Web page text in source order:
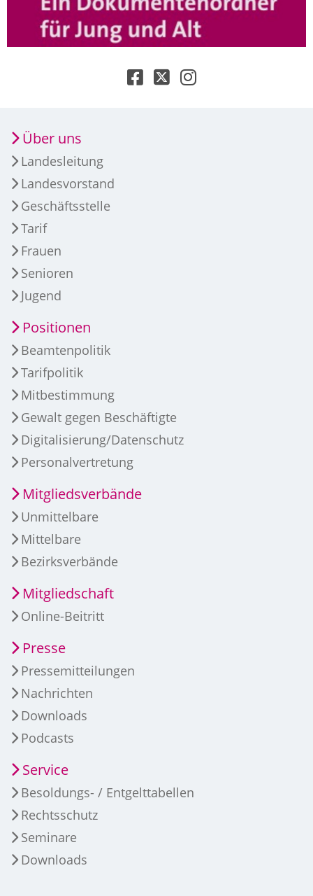
Über uns
Landesleitung
Landesvorstand
Geschäftsstelle
Tarif
Frauen
Senioren
Jugend
Positionen
Beamtenpolitik
Tarifpolitik
Mitbestimmung
Gewalt gegen Beschäftigte
Digitalisierung/Datenschutz
Personalvertretung
Mitgliedsverbände
Unmittelbare
Mittelbare
Bezirksverbände
Mitgliedschaft
Online-Beitritt
Presse
Pressemitteilungen
Nachrichten
Downloads
Podcasts
Service
Besoldungs- / Entgelttabellen
Rechtsschutz
Seminare
Downloads